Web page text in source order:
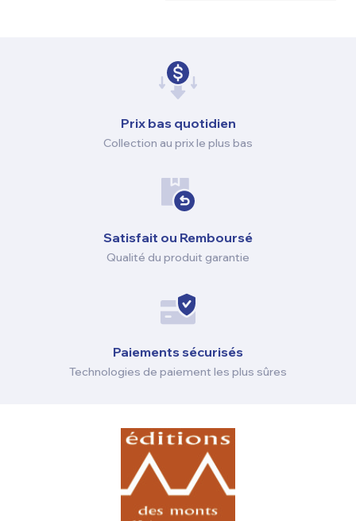
Prix ​​bas quotidien
Collection au prix le plus bas
Satisfait ou Remboursé
Qualité du produit garantie
Paiements sécurisés
Technologies de paiement les plus sûres